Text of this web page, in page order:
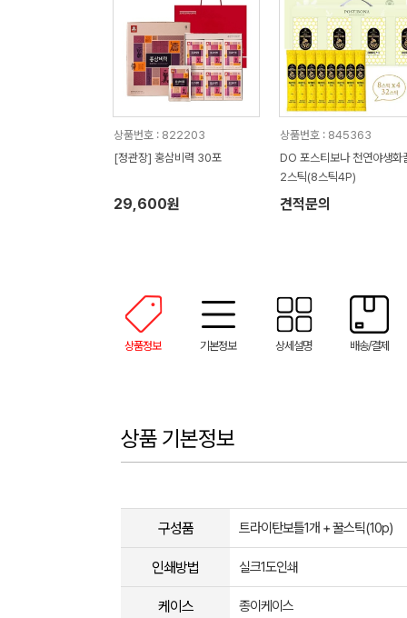
상품번호 : 822203
[정관장] 홍삼비력 30포
29,600원
상품번호 : 845363
DO 포스티보나 천연야생화
2스틱(8스틱4P)
견적문의
상품정보 기본정보 상세설명 배송/결제
상품 기본정보
구성품 트라이탄보틀1개 + 꿀스틱(10p)
인쇄방법 실크1도인쇄
케이스 종이케이스